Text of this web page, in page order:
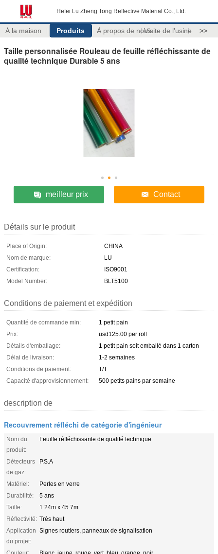
Hefei Lu Zheng Tong Reflective Material Co., Ltd.
À la maison Produits À propos de nousVisite de l'usine >>
Taille personnalisée Rouleau de feuille réfléchissante de
qualité technique Durable 5 ans
meilleur prix Contact
Détails sur le produit
Place of Origin:
CHINA
Nom de marque:
LU
Certification:
ISO9001
Model Number:
BLT5100
Conditions de paiement et expédition
Quantité de commande min:
1 petit pain
Prix:
usd125.00 per roll
Détails d'emballage:
1 petit pain soit emballé dans 1 carton
Délai de livraison:
1-2 semaines
Conditions de paiement:
T/T
Capacité d'approvisionnement:
500 petits pains par semaine
description de
Recouvrement réfléchi de catégorie d'ingénieur
Nom du
produit:
Feuille réfléchissante de qualité technique
Détecteurs
de gaz:
P.S.A
Matériel:
Perles en verre
Durabilité:
5 ans
Taille:
1.24m x 45.7m
Réflectivité: Très haut
Application
du projet:
Signes routiers, panneaux de signalisation